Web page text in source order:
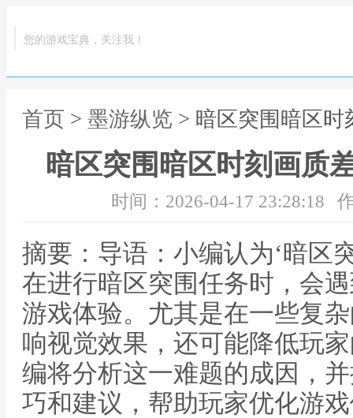
您的游戏宝典，关注我！
首页 > 墨游纵览 > 暗区突围暗区
暗区突围暗区时刻画质
时间：2026-04-17 23:28:18
摘要：导语：小编认为‘暗区
在进行暗区突围任务时，会
游戏体验。尤其是在一些复
响视觉效果，还可能降低玩
编将分析这一难题的成因，
巧和建议，帮助玩家优化游